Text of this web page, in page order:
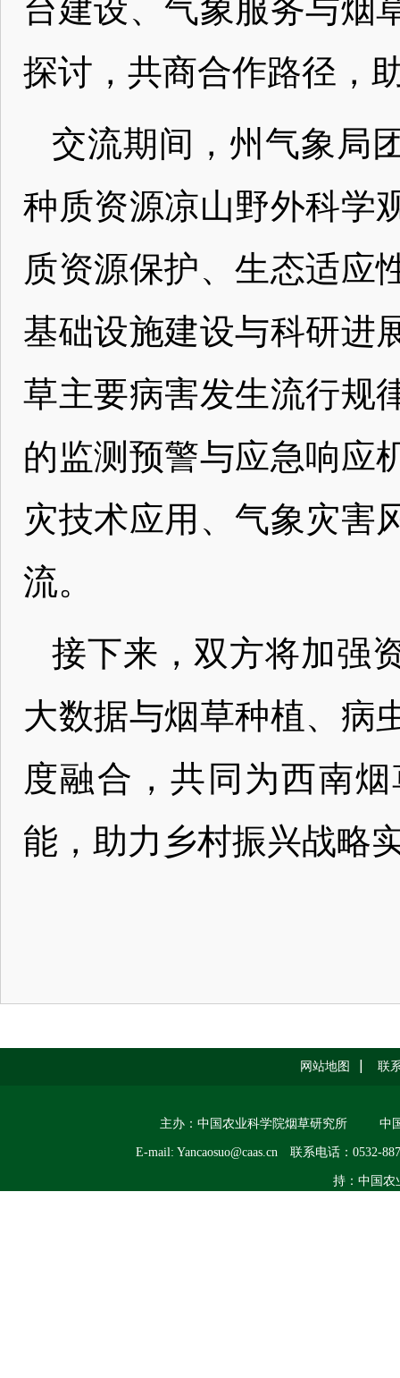
台建设、气象服务与烟
探讨，共商合作路径，
交流期间，州气象局
种质资源凉山野外科学
质资源保护、生态适应
基础设施建设与科研进
草主要病害发生流行规
的监测预警与应急响应
灾技术应用、气象灾害
流。
接下来，双方将加强
大数据与烟草种植、病
度融合，共同为西南
能，助力乡村振兴战略
网站地图 联
主办：中国农业科学院烟草研究所 中
E-mail: Yancaosuo@caas.cn 联系电话：0532-
持：中国农